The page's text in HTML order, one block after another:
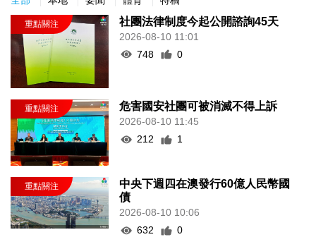
社團法律制度今起公開諮詢45天
2026-08-10 11:01
748
0
危害國安社團可被消滅不得上訴
2026-08-10 11:45
212
1
中央下週四在澳發行60億人民幣國
債
2026-08-10 10:06
632
0